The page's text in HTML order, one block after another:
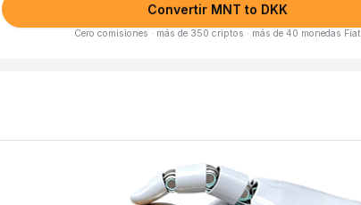
Convertir MNT to DKK
Cero comisiones · más de 350 criptos · más de 40 monedas Fiat